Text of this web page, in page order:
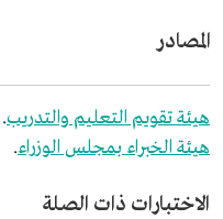
المصادر
هيئة تقويم التعليم والتدريب.
هيئة الخبراء بمجلس الوزراء.
الاختبارات ذات الصلة